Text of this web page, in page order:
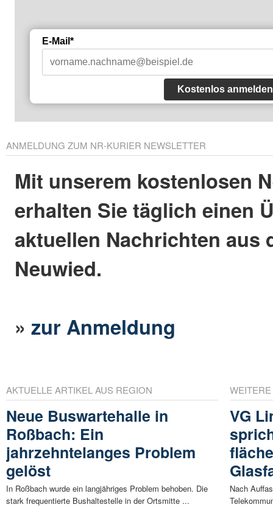
E-Mail*
Kostenlos anmelden
ANMELDUNG ZUM NR-KURIER NEWSLETTER
Mit unserem kostenlosen
erhalten Sie täglich einen
aktuellen Nachrichten aus
Neuwied.
»zur Anmeldung
AKTUELLE ARTIKEL AUS REGION
Neue Buswartehalle in
Roßbach: Ein
jahrzehntelanges Problem
gelöst
In Roßbach wurde ein langjähriges Problem behoben. Die
stark frequentierte Bushaltestelle in der Ortsmitte ...
VG
Nach